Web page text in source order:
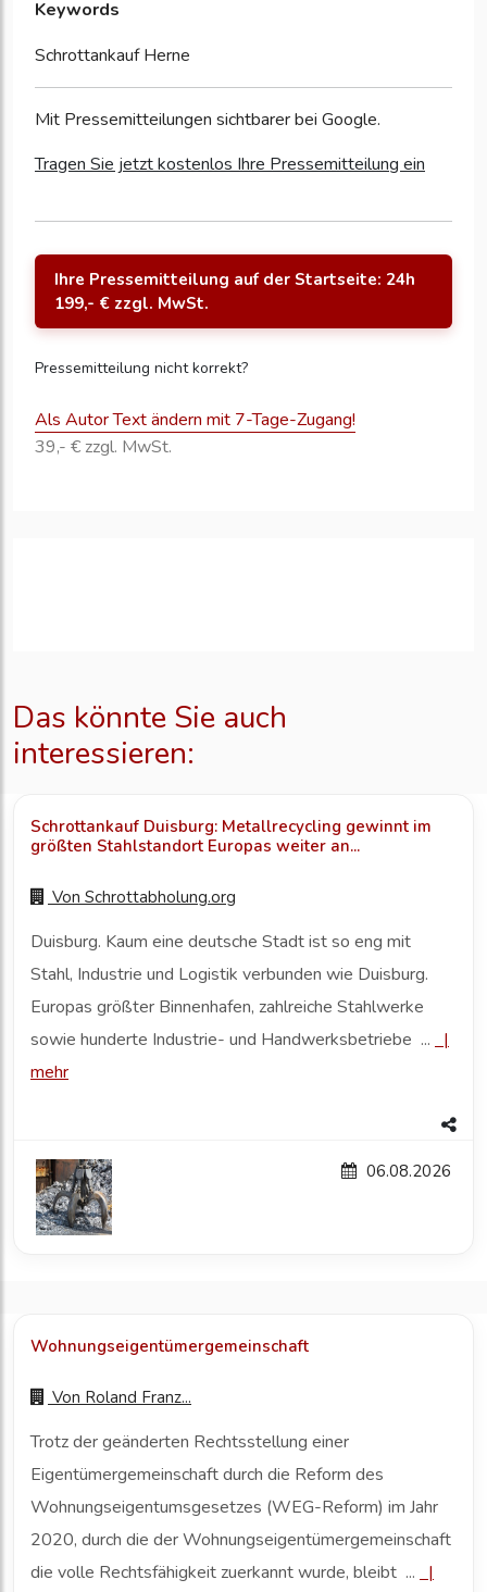
Keywords
Schrottankauf Herne
Mit Pressemitteilungen sichtbarer bei Google.
Tragen Sie jetzt kostenlos Ihre Pressemitteilung ein
Ihre Pressemitteilung auf der Startseite: 24h
199,- € zzgl. MwSt.
Pressemitteilung nicht korrekt?
Als Autor Text ändern mit 7-Tage-Zugang!
39,- € zzgl. MwSt.
Das könnte Sie auch
interessieren:
Schrottankauf Duisburg: Metallrecycling gewinnt im
größten Stahlstandort Europas weiter an...
Von Schrottabholung.org
Duisburg. Kaum eine deutsche Stadt ist so eng mit
Stahl, Industrie und Logistik verbunden wie Duisburg.
Europas größter Binnenhafen, zahlreiche Stahlwerke
sowie hunderte Industrie- und Handwerksbetriebe ...
|
mehr
06.08.2026
Wohnungseigentümergemeinschaft
Von Roland Franz...
Trotz der geänderten Rechtsstellung einer
Eigentümergemeinschaft durch die Reform des
Wohnungseigentumsgesetzes (WEG-Reform) im Jahr
2020, durch die der Wohnungseigentümergemeinschaft
die volle Rechtsfähigkeit zuerkannt wurde, bleibt ...
|